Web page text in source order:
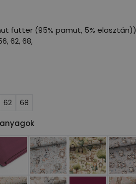
futter (95% pamut, 5% elasztán))
62, 68,
62 68